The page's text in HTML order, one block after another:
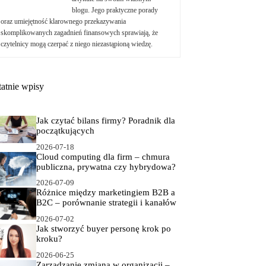
blogu. Jego praktyczne porady
oraz umiejętność klarownego przekazywania
skomplikowanych zagadnień finansowych sprawiają, że
czytelnicy mogą czerpać z niego niezastąpioną wiedzę.
wpisy
Jak czytać bilans firmy? Poradnik dla
początkujących
2026-07-18
Cloud computing dla firm – chmura
publiczna, prywatna czy hybrydowa?
2026-07-09
Różnice między marketingiem B2B a
B2C – porównanie strategii i kanałów
2026-07-02
Jak stworzyć buyer personę krok po
kroku?
2026-06-25